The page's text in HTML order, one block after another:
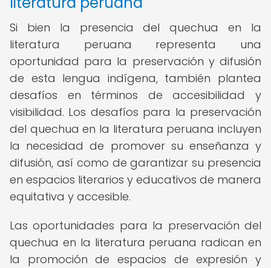
Si bien la presencia del quechua en la
literatura peruana representa una
oportunidad para la preservación y difusión
de esta lengua indígena, también plantea
desafíos en términos de accesibilidad y
visibilidad. Los desafíos para la preservación
del quechua en la literatura peruana incluyen
la necesidad de promover su enseñanza y
difusión, así como de garantizar su presencia
en espacios literarios y educativos de manera
equitativa y accesible.
Las oportunidades para la preservación del
quechua en la literatura peruana radican en
la promoción de espacios de expresión y